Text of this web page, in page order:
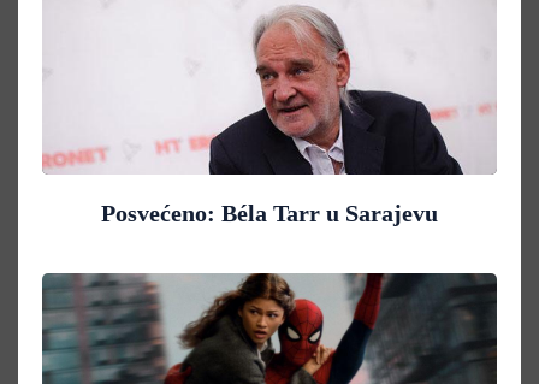
Posvećeno: Béla Tarr u Sarajevu